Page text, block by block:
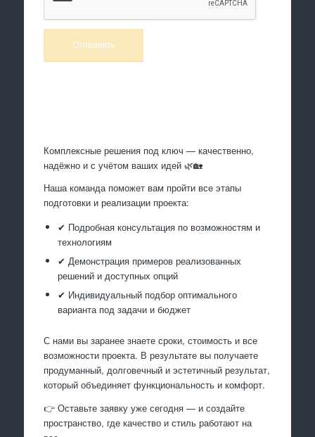
Комплексные решения под ключ — качественно,
надёжно и с учётом ваших идей 🌿🏡
Наша команда поможет вам пройти все этапы
подготовки и реализации проекта:
✔ Подробная консультация по возможностям и
технологиям
✔ Демонстрация примеров реализованных
решений и доступных опций
✔ Индивидуальный подбор оптимального
варианта под задачи и бюджет
С нами вы заранее знаете сроки, стоимость и все
возможности проекта. В результате вы получаете
продуманный, долговечный и эстетичный результат,
который объединяет функциональность и комфорт.
👉 Оставьте заявку уже сегодня — и создайте
пространство, где качество и стиль работают на